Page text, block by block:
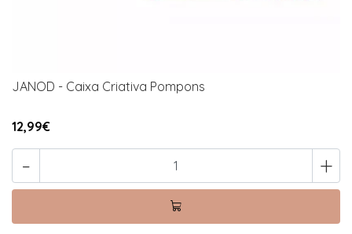
JANOD - Caixa Criativa Pompons
12,99€
- +